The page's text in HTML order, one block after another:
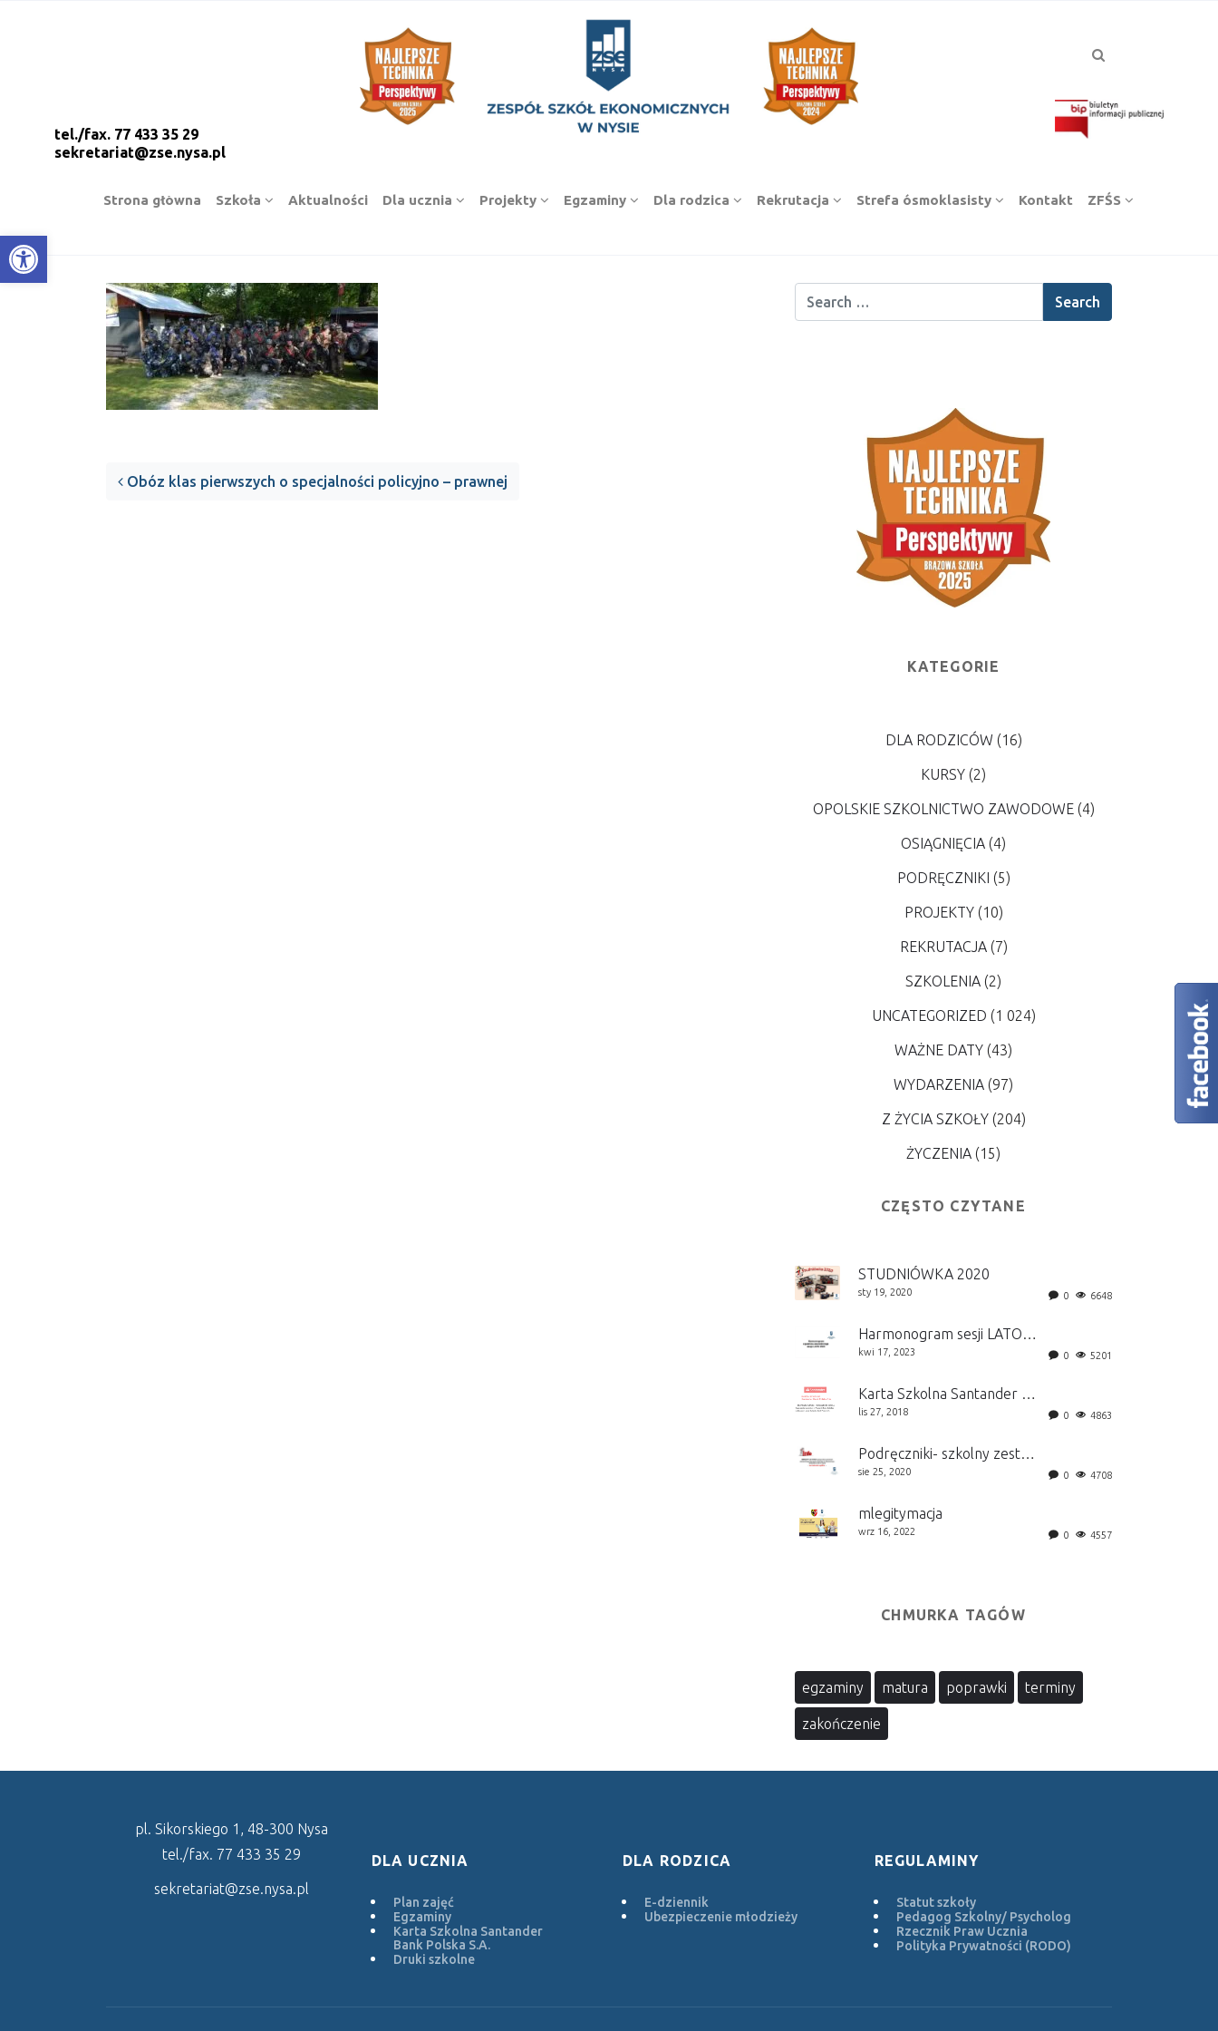
Open toolbar
Strona główna Szkoła Aktualności Dla ucznia Projekty Egzaminy Dla rodzica Rekrutacja Strefa ósmoklasisty Kontakt ZFŚS
Obóz klas pierwszych o specjalności policyjno – prawnej
KATEGORIE
DLA RODZICÓW (16)
KURSY (2)
OPOLSKIE SZKOLNICTWO ZAWODOWE(4)
OSIĄGNIĘCIA (4)
PODRĘCZNIKI (5)
PROJEKTY(10)
REKRUTACJA(7)
SZKOLENIA (2)
UNCATEGORIZED (1 024)
WAŻNE DATY (43)
WYDARZENIA (97)
Z ŻYCIA SZKOŁY(204)
ŻYCZENIA (15)
CZĘSTO CZYTANE
STUDNIÓWKA 2020
sty 19, 2020 0 6648
Harmonogram sesji LATO 2026
kwi 17, 2023 0 5201
Karta Szkolna Santander Bank Polska S.A.
lis 27, 2018 0 4863
Podręczniki- szkolny zestaw
sie 25, 2020 0 4708
mlegitymacja
wrz 16, 2022 0 4557
CHMURKA TAGÓW
egzaminy matura poprawki terminy
zakończenie
pl. Sikorskiego 1, 48-300 Nysa
tel./fax. 77 433 35 29
sekretariat@zse.nysa.pl
DLA UCZNIA
Plan zajęć
Egzaminy
Karta Szkolna Santander
Bank Polska S.A.
Druki szkolne
DLA RODZICA
E-dziennik
Ubezpieczenie młodzieży
REGULAMINY
Statut szkoły
Pedagog Szkolny/ Psycholog
Rzecznik Praw Ucznia
Polityka Prywatności (RODO)
tel./fax. 77 433 35 29
sekretariat@zse.nysa.pl